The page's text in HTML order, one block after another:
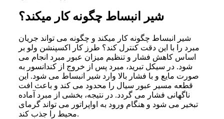
شیر انبساط چگونه کار میکند؟
شیر انبساط چگونه کار میکند و چگونه می تواند جریان
مبرد را با این دقت کنترل کند؟ طرز کار اکسپنشن ولو بر
اساس کاهش فشار و تنظیم میزان عبور مبرد انجام می
شود. در سیکل تبرید، مبرد پس از خروج از کندانسور به
صورت مایع و با فشار بالا وارد شیر انبساط می شود. این
قطعه مسیر عبور سیال را محدود می کند و باعث افت
ناگهانی فشار می گردد. در نتیجه، بخشی از مبرد آماده
تبخیر می شود و هنگام ورود به اواپراتور می تواند گرمای
محیط را جذب کند.